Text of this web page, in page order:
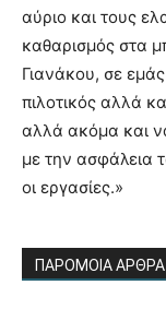
αύριο και τους
καθαρισμός στα
Γιανάκου, σε
πιλοτικός αλλά
αλλά ακόμα και
με την ασφάλεια
οι εργασίες.»
ΠΑΡΟΜΟΙΑ ΑΡΘΡΑ